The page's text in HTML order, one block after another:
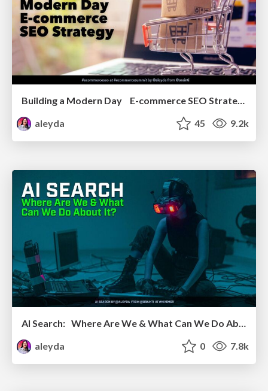
Building a Modern Day E-commerce SEO Strategy
aleyda
45 9.2k
AI Search: Where Are We & What Can We Do About It?
aleyda
0 7.8k